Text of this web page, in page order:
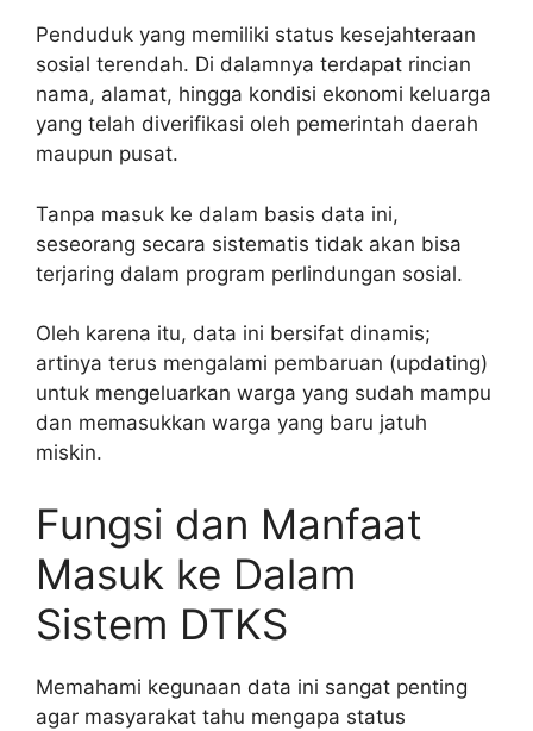
Penduduk yang memiliki status kesejahteraan
sosial terendah. Di dalamnya terdapat rincian
nama, alamat, hingga kondisi ekonomi keluarga
yang telah diverifikasi oleh pemerintah daerah
maupun pusat.
Tanpa masuk ke dalam basis data ini,
seseorang secara sistematis tidak akan bisa
terjaring dalam program perlindungan sosial.
Oleh karena itu, data ini bersifat dinamis;
artinya terus mengalami pembaruan (updating)
untuk mengeluarkan warga yang sudah mampu
dan memasukkan warga yang baru jatuh
miskin.
Fungsi dan Manfaat
Masuk ke Dalam
Sistem DTKS
Memahami kegunaan data ini sangat penting
agar masyarakat tahu mengapa status